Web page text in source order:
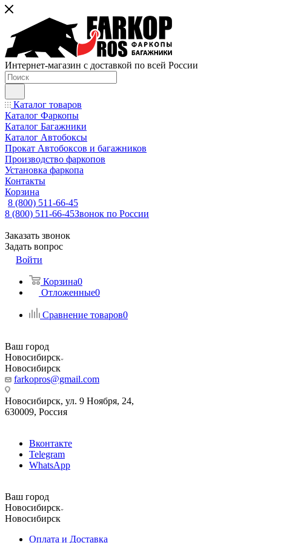
Интернет-магазин с доставкой по всей России
Каталог товаров
Каталог Фаркопы
Каталог Багажники
Каталог Автобоксы
Прокат Автобоксов и багажников
Производство фаркопов
Установка фаркопа
Контакты
Корзина
8 (800) 511-66-45
8 (800) 511-66-45Звонок по России
Заказать звонок
Задать вопрос
Войти
Корзина0
Отложенные0
Сравнение товаров0
Ваш город
Новосибирск
Новосибирск
farkopros@gmail.com
Новосибирск, ул. 9 Ноября, 24,
630009, Россия
Вконтакте
Telegram
WhatsApp
Ваш город
Новосибирск
Новосибирск
Оплата и Доставка